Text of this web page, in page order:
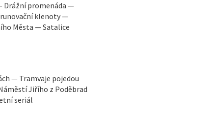
Drážní promenáda —
klenoty —
Města — Satalice
— Tramvaje pojedou
Jiřího z Poděbrad
seriál